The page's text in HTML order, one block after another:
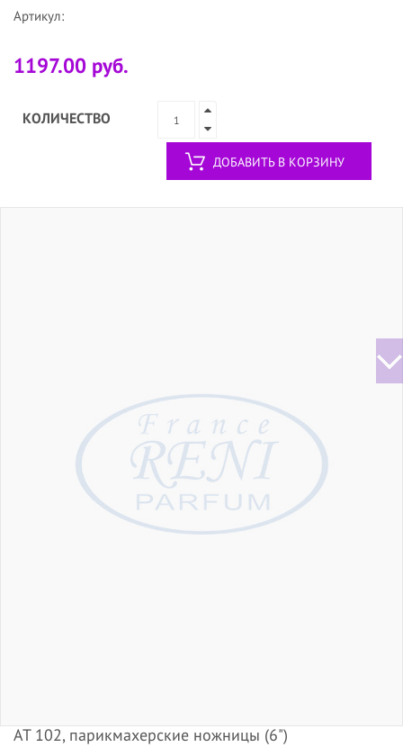
Артикул:
1197.00 руб.
КОЛИЧЕСТВО
ДОБАВИТЬ В КОРЗИНУ
АТ 102, парикмахерские ножницы (6")